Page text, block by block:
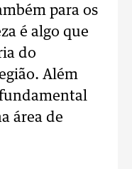
para os
é algo que
do
Além
área de